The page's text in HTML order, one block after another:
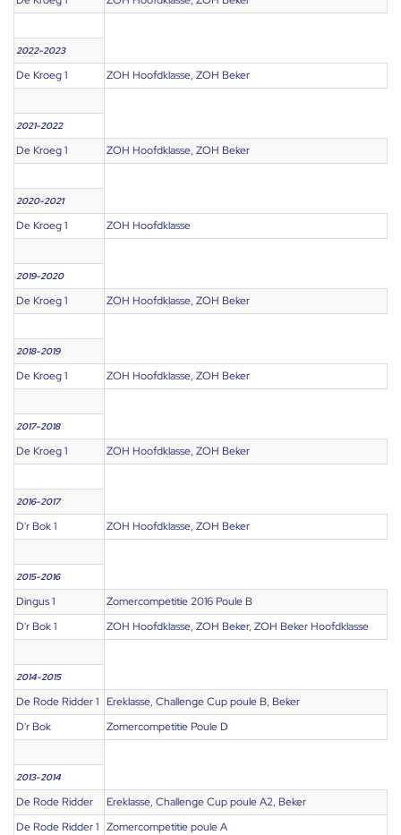
2022-2023
De Kroeg 1 ZOH Hoofdklasse, ZOH Beker
2021-2022
De Kroeg 1 ZOH Hoofdklasse, ZOH Beker
2020-2021
De Kroeg 1 ZOH Hoofdklasse
2019-2020
De Kroeg 1 ZOH Hoofdklasse, ZOH Beker
2018-2019
De Kroeg 1 ZOH Hoofdklasse, ZOH Beker
2017-2018
De Kroeg 1 ZOH Hoofdklasse, ZOH Beker
2016-2017
D'r Bok 1 ZOH Hoofdklasse, ZOH Beker
2015-2016
Dingus 1
Zomercompetitie 2016 Poule B
D'r Bok 1
ZOH Hoofdklasse, ZOH Beker, ZOH Beker Hoofdklasse
2014-2015
De Rode Ridder 1
Ereklasse, Challenge Cup poule B, Beker
D'r Bok
Zomercompetitie Poule D
2013-2014
De Rode Ridder
Ereklasse, Challenge Cup poule A2, Beker
De Rode Ridder 1 Zomercompetitie poule A